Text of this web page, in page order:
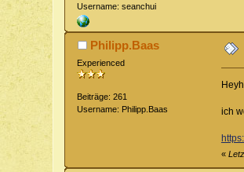
Username: seanchui
Philipp.Baas
Experienced
Beiträge: 261
Username: Philipp.Baas
ich
«